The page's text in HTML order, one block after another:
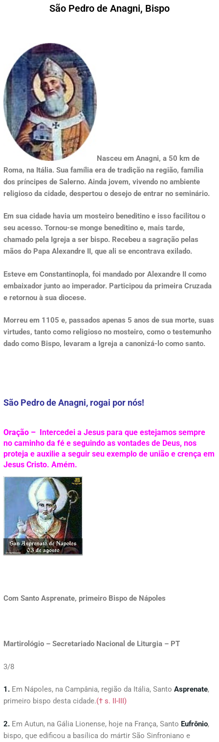
São Pedro de Anagni, Bispo
Nasceu em Anagni, a 50 km de
Roma, na Itália. Sua família era de tradição na região, família
dos príncipes de Salerno. Ainda jovem, vivendo no ambiente
religioso da cidade, despertou o desejo de entrar no seminário.
Em sua cidade havia um mosteiro beneditino e isso facilitou o
seu acesso. Tornou-se monge beneditino e, mais tarde,
chamado pela Igreja a ser bispo. Recebeu a sagração pelas
mãos do Papa Alexandre II, que ali se encontrava exilado.
Esteve em Constantinopla, foi mandado por Alexandre II como
embaixador junto ao imperador. Participou da primeira Cruzada
e retornou à sua diocese.
Morreu em 1105 e, passados apenas 5 anos de sua morte, suas
virtudes, tanto como religioso no mosteiro, como o testemunho
dado como Bispo, levaram a Igreja a canonizá-lo como santo.
São Pedro de Anagni, rogai por nós!
Oração – Intercedei a Jesus para que estejamos sempre
no caminho da fé e seguindo as vontades de Deus, nos
proteja e auxilie a seguir seu exemplo de união e crença em
Jesus Cristo. Amém.
Com Santo Asprenate, primeiro Bispo de Nápoles
Martirológio – Secretariado Nacional de Liturgia – PT
3/8
1. Em Nápoles, na Campânia, região da Itália, Santo Asprenate,
primeiro bispo desta cidade.(† s. II-III)
2. Em Autun, na Gália Lionense, hoje na França, Santo Eufrônio,
bispo, que edificou a basílica do mártir São Sinfroniano e